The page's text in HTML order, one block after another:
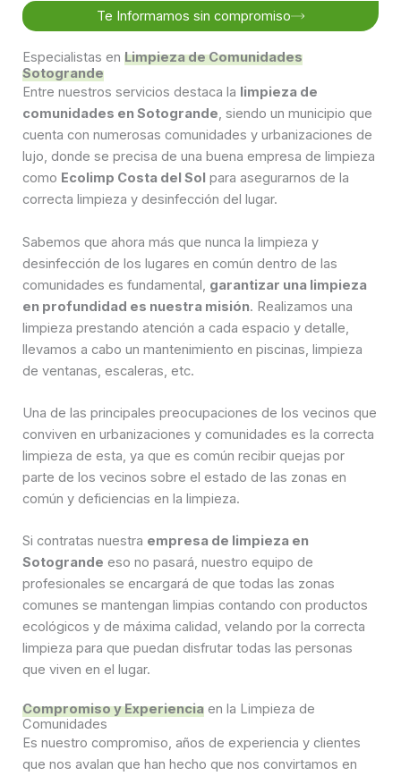
Te Informamos sin compromiso
Especialistas en Limpieza de Comunidades
Sotogrande
Entre nuestros servicios destaca la limpieza de
comunidades en Sotogrande, siendo un municipio que
cuenta con numerosas comunidades y urbanizaciones de
lujo, donde se precisa de una buena empresa de limpieza
como Ecolimp Costa del Sol para asegurarnos de la
correcta limpieza y desinfección del lugar.
Sabemos que ahora más que nunca la limpieza y
desinfección de los lugares en común dentro de las
comunidades es fundamental, garantizar una limpieza
en profundidad es nuestra misión. Realizamos una
limpieza prestando atención a cada espacio y detalle,
llevamos a cabo un mantenimiento en piscinas, limpieza
de ventanas, escaleras, etc.
Una de las principales preocupaciones de los vecinos que
conviven en urbanizaciones y comunidades es la correcta
limpieza de esta, ya que es común recibir quejas por
parte de los vecinos sobre el estado de las zonas en
común y deficiencias en la limpieza.
Si contratas nuestra empresa de limpieza en
Sotogrande eso no pasará, nuestro equipo de
profesionales se encargará de que todas las zonas
comunes se mantengan limpias contando con productos
ecológicos y de máxima calidad, velando por la correcta
limpieza para que puedan disfrutar todas las personas
que viven en el lugar.
Compromiso y Experiencia en la Limpieza de
Comunidades
Es nuestro compromiso, años de experiencia y clientes
que nos avalan que han hecho que nos convirtamos en